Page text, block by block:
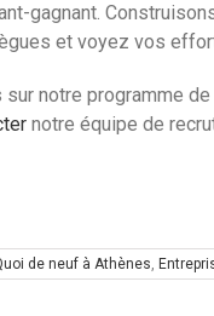
gagnant.
et voyez vos
sur notre programme
notre équipe de
de neuf à Athènes,